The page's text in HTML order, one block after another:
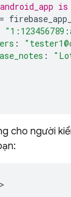
=
:
:
cho người